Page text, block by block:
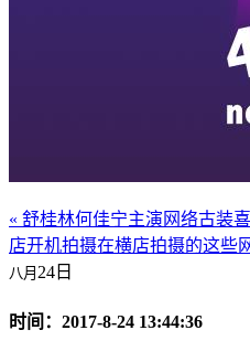
« 舒桂林何佳宁主演网络古装
店开机拍摄在横店拍摄的这些
八月 24日
时间：2017-8-24 13:44:36